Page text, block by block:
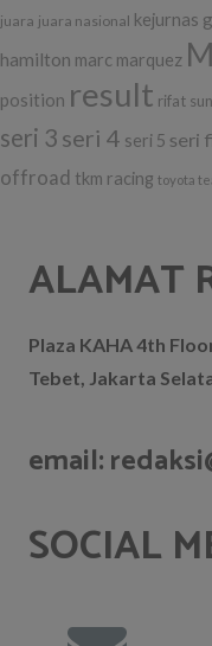
juara juara nasional kejurnas
hamilton marc marquez
position result rifat
seri 3 seri 4 seri 5 seri
offroad tkm racing toyota
ALAMAT
Plaza KAHA 4th
Tebet, Jakarta
email:
SOCIAL